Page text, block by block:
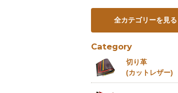
全カテゴリーを見る
Category
切り革
(カットレザー)